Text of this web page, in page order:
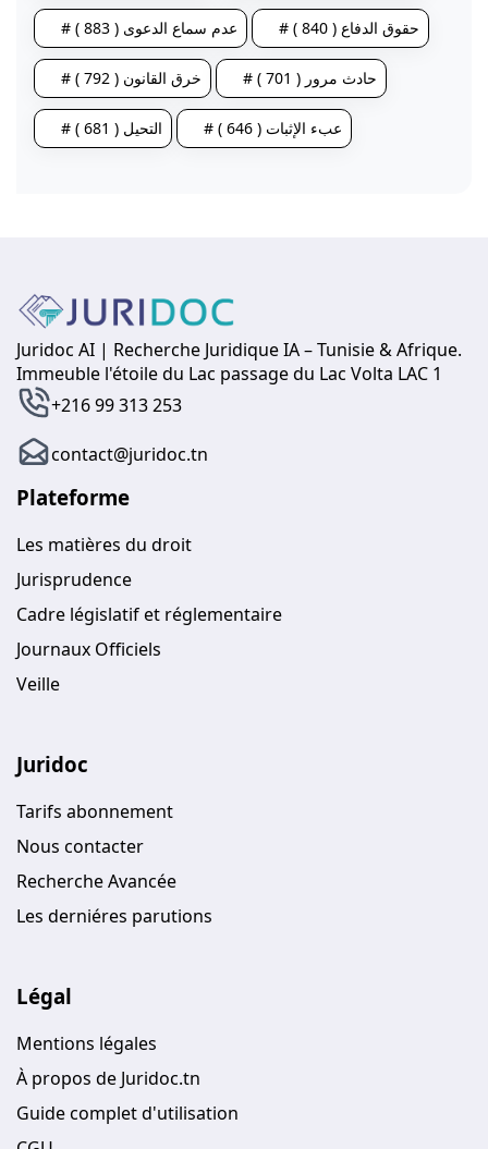
# عدم سماع الدعوى ( 883 ) # حقوق الدفاع ( 840 )
# خرق القانون ( 792 ) # حادث مرور ( 701 )
# التحيل ( 681 ) # عبء الإثبات ( 646 )
Juridoc AI | Recherche Juridique IA – Tunisie & Afrique.
Immeuble l'étoile du Lac passage du Lac Volta LAC 1
+216 99 313 253
contact@juridoc.tn
Plateforme
Les matières du droit
Jurisprudence
Cadre législatif et réglementaire
Journaux Officiels
Veille
Juridoc
Tarifs abonnement
Nous contacter
Recherche Avancée
Les derniéres parutions
Légal
Mentions légales
À propos de Juridoc.tn
Guide complet d'utilisation